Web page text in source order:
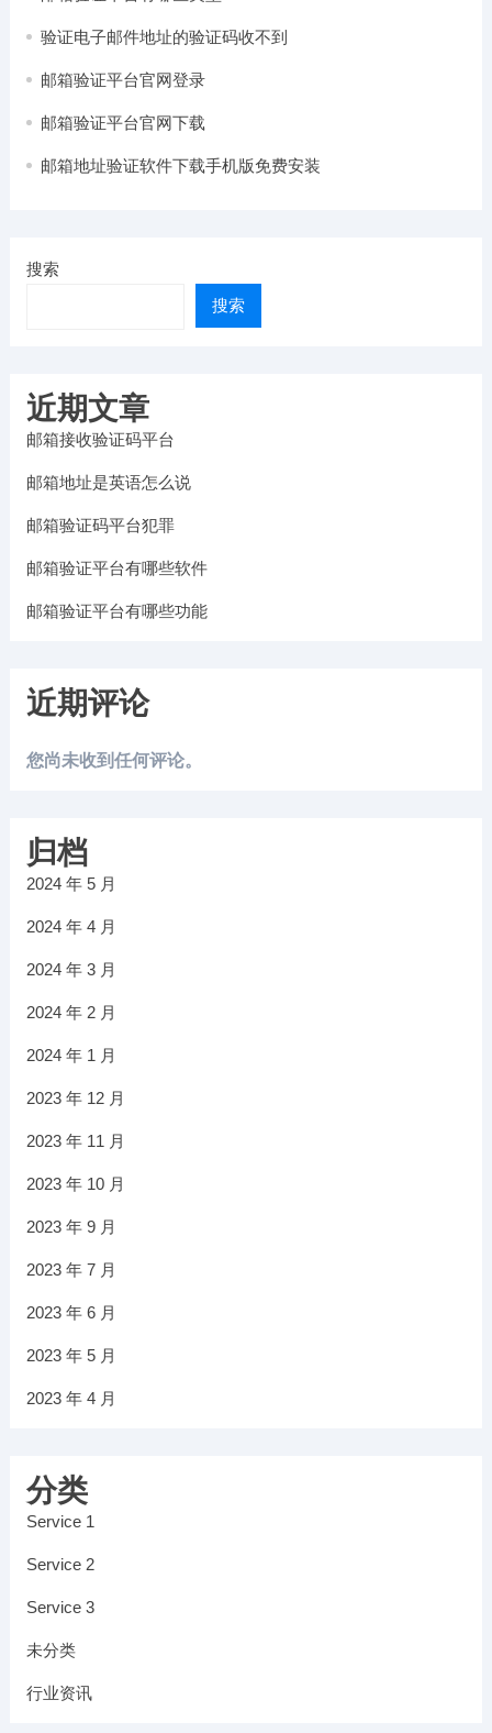
验证电子邮件地址的验证码收不到
邮箱验证平台官网登录
邮箱验证平台官网下载
邮箱地址验证软件下载手机版免费安装
搜索
搜索
近期文章
邮箱接收验证码平台
邮箱地址是英语怎么说
邮箱验证码平台犯罪
邮箱验证平台有哪些软件
邮箱验证平台有哪些功能
近期评论
您尚未收到任何评论。
归档
2024 年 5 月
2024 年 4 月
2024 年 3 月
2024 年 2 月
2024 年 1 月
2023 年 12 月
2023 年 11 月
2023 年 10 月
2023 年 9 月
2023 年 7 月
2023 年 6 月
2023 年 5 月
2023 年 4 月
分类
Service 1
Service 2
Service 3
未分类
行业资讯